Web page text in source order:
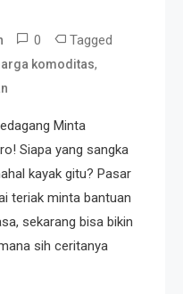
0 Tagged
komoditas,
Minta
Siapa yang sangka
kayak gitu? Pasar
teriak minta bantuan
sekarang bisa bikin
sih ceritanya